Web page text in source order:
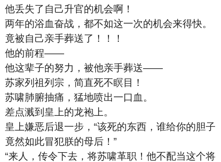
他丢失了自己升官的机会啊！
两年的浴血奋战，都不如这一次的机会来得快。
竟被自己亲手葬送了！！！
他的前程——
他这辈子的努力，被他亲手葬送——
苏家列祖列宗，简直死不瞑目！
苏啸肺腑抽痛，猛地喷出一口血。
差点溅到皇上的龙袍上。
皇上嫌恶后退一步，“该死的东西，谁给你的胆子
竟然如此冒犯朕的母后！”
“来人，传令下去，将苏啸革职！他不配当这个将